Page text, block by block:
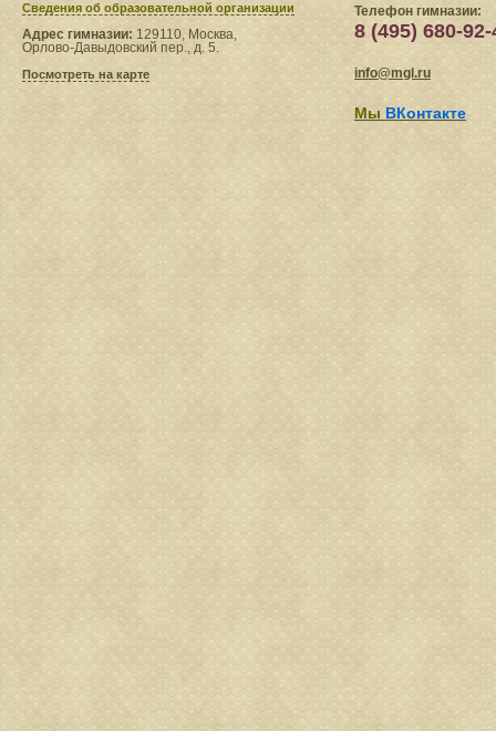
Сведения​ об образовательной организации
Адрес гимназии: 129110, Москва,
Орлово-Давыдовский пер., д. 5.
Посмотреть на карте
Телефон гимназии:
8 (495) 680-92-
info@mgl.ru
Мы ВКонтакте